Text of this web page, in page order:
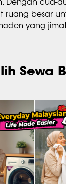
Dengan dua-
ruang besar
yang
Sewa